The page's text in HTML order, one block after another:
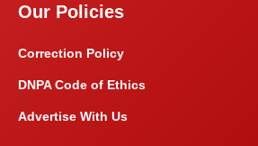
Our Policies
Correction Policy
DNPA Code of Ethics
Advertise With Us